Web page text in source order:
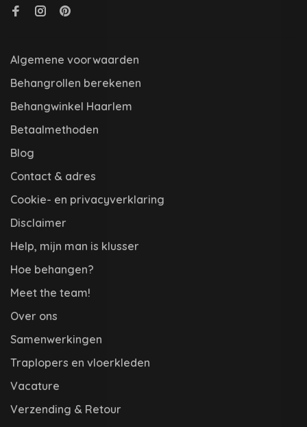
Algemene voorwaarden
Behangrollen berekenen
Behangwinkel Haarlem
Betaalmethoden
Blog
Contact & adres
Cookie- en privacyverklaring
Disclaimer
Help, mijn man is klusser
Hoe behangen?
Meet the team!
Over ons
Samenwerkingen
Traplopers en vloerkleden
Vacature
Verzending & Retour